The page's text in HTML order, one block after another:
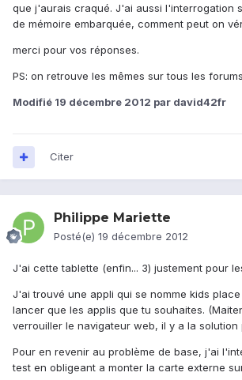
que j'aurais craqué. J'ai aussi l'interrogation
de mémoire embarquée, comment peut on
merci pour vos réponses.
PS: on retrouve les mêmes sur tous les
Modifié 19 décembre 2012 par david42fr
Citer
Philippe Mariette
Posté(e) 19 décembre 2012
J'ai cette tablette (enfin... 3) justement pour
J'ai trouvé une appli qui se nomme kids
lancer que les applis que tu souhaites.
verrouiller le navigateur web, il y a la solution
Pour en revenir au problème de base, j'ai
test en obligeant a monter la carte externe